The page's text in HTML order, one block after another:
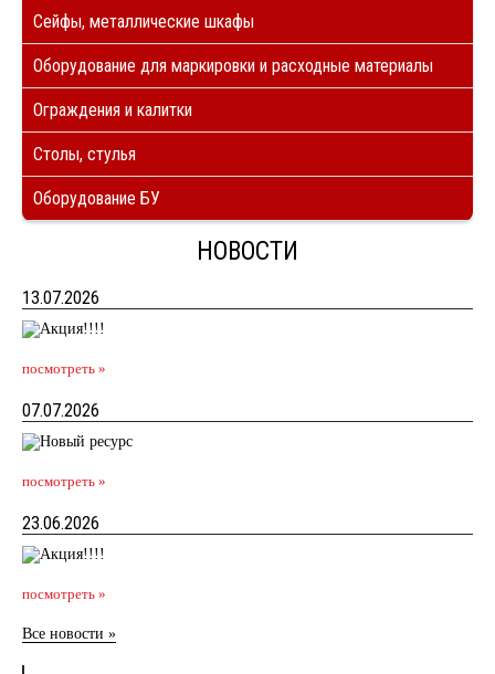
Сейфы, металлические шкафы
Оборудование для маркировки и расходные материалы
Ограждения и калитки
Столы, стулья
Оборудование БУ
НОВОСТИ
13.07.2026
посмотреть »
07.07.2026
посмотреть »
23.06.2026
посмотреть »
Все новости »